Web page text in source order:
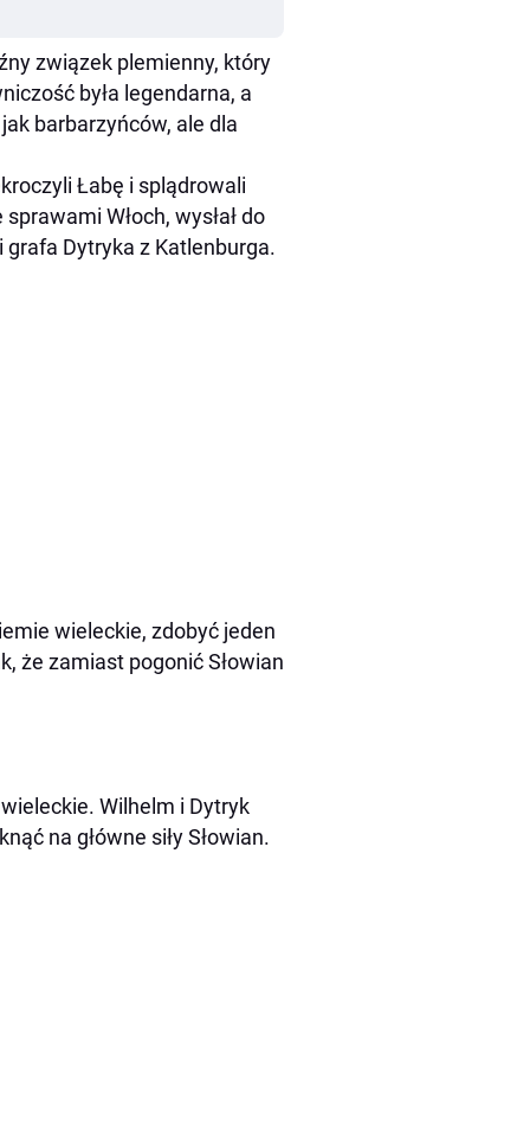
związek plemienny, który
była legendarna, a
barbarzyńców, ale dla
Łabę i splądrowali
Włoch, wysłał do
Dytryka z Katlenburga.
wieleckie, zdobyć jeden
że zamiast pogonić Słowian
Wilhelm i Dytryk
na główne siły Słowian.